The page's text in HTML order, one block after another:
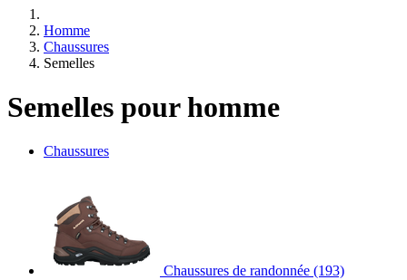
Homme
Chaussures
Semelles
Semelles pour homme
Chaussures
Chaussures de randonnée (193)